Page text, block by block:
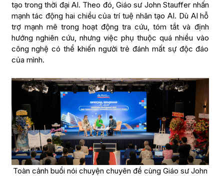
tạo trong thời đại AI. Theo đó, Giáo sư John Stauffer nhấn
mạnh tác động hai chiều của trí tuệ nhân tạo AI. Dù AI hỗ
trợ mạnh mẽ trong hoạt động tra cứu, tóm tắt và định
hướng nghiên cứu, nhưng việc phụ thuộc quá nhiều vào
công nghệ có thể khiến người trẻ đánh mất sự độc đáo
của mình.
Toàn cảnh buổi nói chuyện chuyên đề cùng Giáo sư John